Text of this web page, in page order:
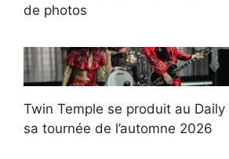
de photos
Twin Temple se produit au
sa tournée de l’automne 2026